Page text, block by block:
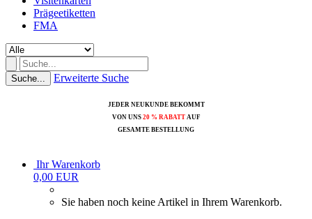
Prägeetiketten
FMA
Suche... Erweiterte Suche
JEDER NEUKUNDE BEKOMMT
VON UNS 20 % RABATTAUF
GESAMTE BESTELLUNG
Ihr Warenkorb
0,00 EUR
Sie haben noch keine Artikel in Ihrem Warenkorb.